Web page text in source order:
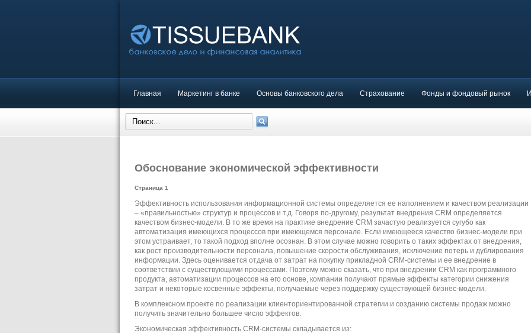
Главная Маркетинг в банке Основы банковского дела Страхование Фонды и фондовый рынок
Обоснование экономической эффективности
Страница 1
Эффективность использования информационной системы определяется ее наполнением и качеством реализации
– «правильностью» структур и процессов и т.д. Говоря по-другому, результат внедрения CRM определяется
качеством бизнес-модели. В то же время на практике внедрение CRM зачастую реализуется сугубо как
автоматизация имеющихся процессов при имеющемся персонале. Если имеющееся качество бизнес-модели при
этом устраивает, то такой подход вполне осознан. В этом случае можно говорить о таких эффектах от внедрения,
как рост производительности персонала, повышение скорости обслуживания, исключение потерь и дублирования
информации. Здесь оценивается отдача от затрат на покупку прикладной CRM-системы и ее внедрение в
соответствии с существующими процессами. Поэтому можно сказать, что при внедрении CRM как программного
продукта, автоматизации процессов на его основе, компании получают прямые эффекты категории снижения
затрат и некоторые косвенные эффекты, получаемые через поддержку существующей бизнес-модели.
В комплексном проекте по реализации клиенториентированной стратегии и созданию системы продаж можно
получить значительно большее число эффектов.
Экономическая эффективность CRM-системы складывается из: